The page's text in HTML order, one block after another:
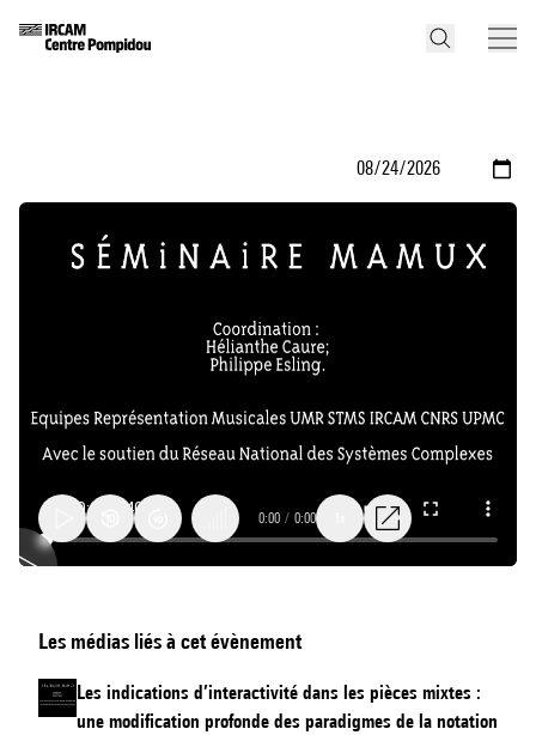
:
une
librarie
0:00 / 0:00
Les médias liés à cet évènement
Les indications d’interactivité dans les pièces mixtes :
une modification profonde des paradigmes de la notation